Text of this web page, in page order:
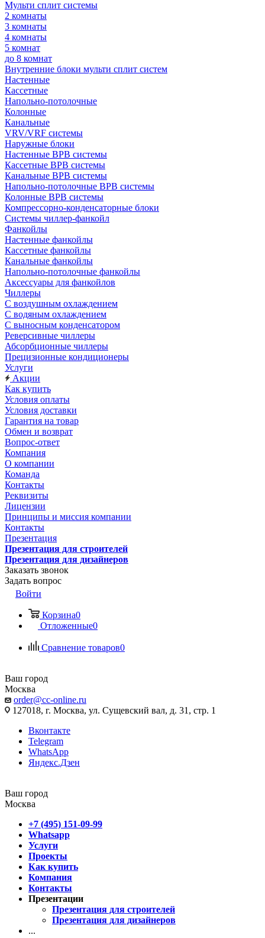
Мульти сплит системы
2 комнаты
3 комнаты
4 комнаты
5 комнат
до 8 комнат
Внутренние блоки мульти сплит систем
Настенные
Кассетные
Напольно-потолочные
Колонные
Канальные
VRV/VRF системы
Наружные блоки
Настенные ВРВ системы
Кассетные ВРВ системы
Канальные ВРВ системы
Напольно-потолочные ВРВ системы
Колонные ВРВ системы
Компрессорно-конденсаторные блоки
Системы чиллер-фанкойл
Фанкойлы
Настенные фанкойлы
Кассетные фанкойлы
Канальные фанкойлы
Напольно-потолочные фанкойлы
Аксессуары для фанкойлов
Чиллеры
С воздушным охлаждением
С водяным охлаждением
С выносным конденсатором
Реверсивные чиллеры
Абсорбционные чиллеры
Прецизионные кондиционеры
Услуги
Акции
Как купить
Условия оплаты
Условия доставки
Гарантия на товар
Обмен и возврат
Вопрос-ответ
Компания
О компании
Команда
Контакты
Реквизиты
Лицензии
Принципы и миссия компании
Контакты
Презентация
Презентация для строителей
Презентация для дизайнеров
Заказать звонок
Задать вопрос
Войти
Корзина0
Отложенные0
Сравнение товаров0
Ваш город
Москва
order@cc-online.ru
127018, г. Москва, ул. Сущевский вал, д. 31, стр. 1
Вконтакте
Telegram
WhatsApp
Яндекс.Дзен
Ваш город
Москва
+7 (495) 151-09-99
Whatsapp
Услуги
Проекты
Как купить
Компания
Контакты
Презентации
Презентация для строителей
Презентация для дизайнеров
...